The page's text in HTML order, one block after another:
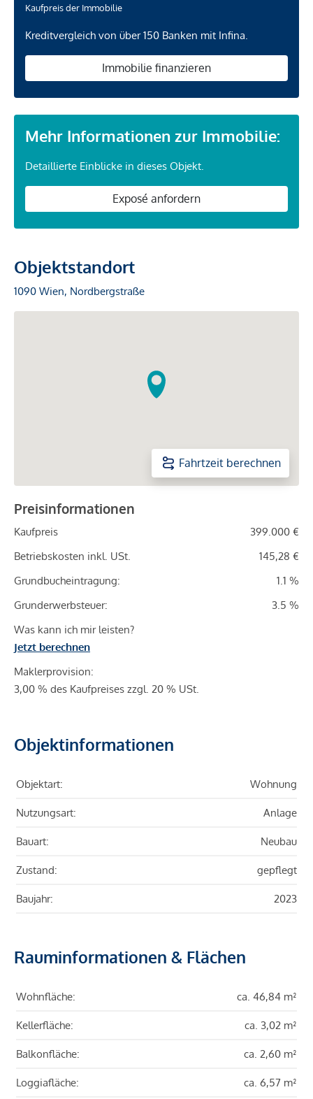
Kaufpreis der Immobilie
Kreditvergleich von über 150 Banken mit Infina.
Immobilie finanzieren
Mehr Informationen zur Immobilie:
Detaillierte Einblicke in dieses Objekt.
Exposé anfordern
Objektstandort
1090 Wien, Nordbergstraße
Fahrtzeit berechnen
Preisinformationen
Kaufpreis
399.000 €
Betriebskosten inkl. USt.
145,28 €
Grundbucheintragung:
1.1 %
Grunderwerbsteuer:
3.5 %
Was kann ich mir leisten?
Jetzt berechnen
Maklerprovision:
3,00 % des Kaufpreises zzgl. 20 % USt.
Objektinformationen
Objektart: Wohnung
Nutzungsart: Anlage
Bauart: Neubau
Zustand: gepflegt
Baujahr: 2023
Rauminformationen & Flächen
Wohnfläche: ca. 46,84 m²
Kellerfläche: ca. 3,02 m²
Balkonfläche: ca. 2,60 m²
Loggiafläche: ca. 6,57 m²